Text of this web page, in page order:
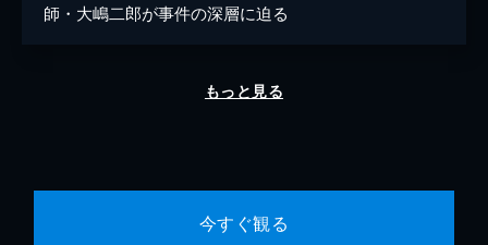
師・大嶋二郎が事件の深層に迫る
もっと見る
今すぐ観る